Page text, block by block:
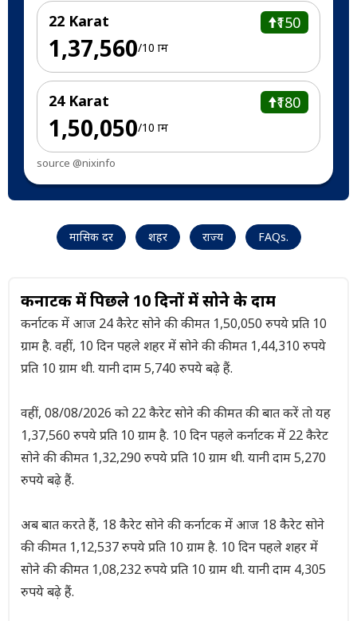
22 Karat ₹150
₹1,37,560/10 ग्राम
24 Karat ₹180
₹1,50,050/10 ग्राम
source @nixinfo
मासिक दर शहर राज्य FAQs.
कर्नाटक में पिछले 10 दिनों में सोने के दाम
कर्नाटक में आज 24 कैरेट सोने की कीमत 1,50,050 रुपये प्रति 10
ग्राम है. वहीं, 10 दिन पहले शहर में सोने की कीमत 1,44,310 रुपये
प्रति 10 ग्राम थी. यानी दाम 5,740 रुपये बढ़े हैं.
वहीं, 08/08/2026 को 22 कैरेट सोने की कीमत की बात करें तो यह
1,37,560 रुपये प्रति 10 ग्राम है. 10 दिन पहले कर्नाटक में 22 कैरेट
सोने की कीमत 1,32,290 रुपये प्रति 10 ग्राम थी. यानी दाम 5,270
रुपये बढ़े हैं.
अब बात करते हैं, 18 कैरेट सोने की कर्नाटक में आज 18 कैरेट सोने
की कीमत 1,12,537 रुपये प्रति 10 ग्राम है. 10 दिन पहले शहर में
सोने की कीमत 1,08,232 रुपये प्रति 10 ग्राम थी. यानी दाम 4,305
रुपये बढ़े हैं.